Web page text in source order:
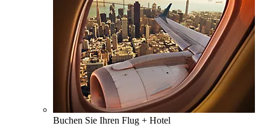
Buchen Sie Ihren Flug + Hotel